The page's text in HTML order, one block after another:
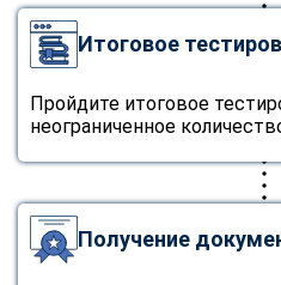
Итоговое
Пройдите итоговое
неограниченное
Получение